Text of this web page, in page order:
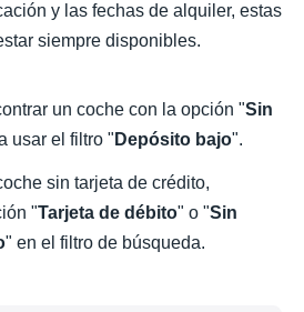
y las fechas de alquiler, estas
siempre disponibles.
un coche con la opción "Sin
usar el filtro " Depósito bajo".
sin tarjeta de crédito,
"Tarjeta de débito" o "Sin
" en el filtro de búsqueda.